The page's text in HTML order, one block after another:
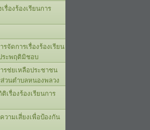
รื่องร้องเรียนการ
จัดการเรื่องร้องเรียน
ระพฤติมิชอบ
รช่ยเหลือประชาชน
วนตำบลหนองพลวง
เรื่องร้องเรียนการ
วามเสี่ยงเพื่อป้องกัน